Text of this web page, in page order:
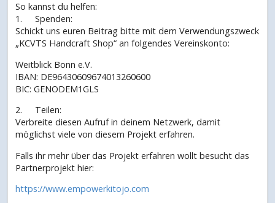
So kannst du helfen:
1. Spenden:
Schickt uns euren Beitrag bitte mit dem Verwendungszweck
„KCVTS Handcraft Shop“ an folgendes Vereinskonto:
Weitblick Bonn e.V.
IBAN: DE96430609674013260600
BIC: GENODEM1GLS
2. Teilen:
Verbreite diesen Aufruf in deinem Netzwerk, damit
möglichst viele von diesem Projekt erfahren.
Falls ihr mehr über das Projekt erfahren wollt besucht das
Partnerprojekt hier:
https://www.empowerkitojo.com